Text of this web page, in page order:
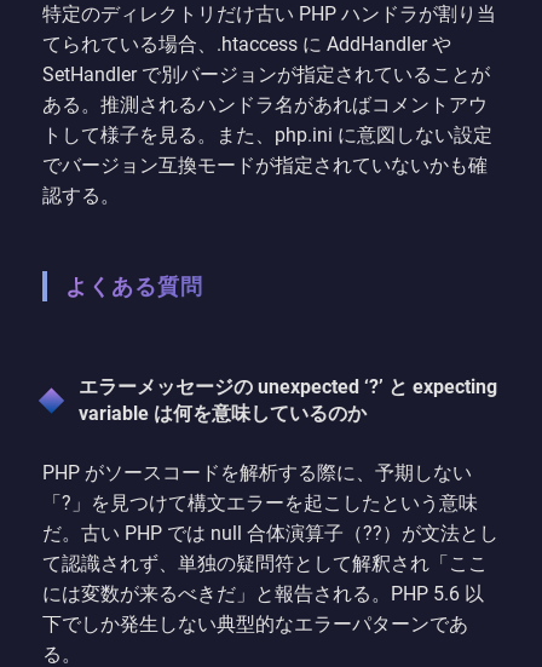
特定のディレクトリだけ古い PHP ハンドラが割り当
てられている場合、.htaccess に AddHandler や
SetHandler で別バージョンが指定されていることが
ある。推測されるハンドラ名があればコメントアウ
トして様子を見る。また、php.ini に意図しない設定
でバージョン互換モードが指定されていないかも確
認する。
よくある質問
エラーメッセージの unexpected ‘?’ と expecting
variable は何を意味しているのか
PHP がソースコードを解析する際に、予期しない
「?」を見つけて構文エラーを起こしたという意味
だ。古い PHP では null 合体演算子（??）が文法とし
て認識されず、単独の疑問符として解釈され「ここ
には変数が来るべきだ」と報告される。PHP 5.6 以
下でしか発生しない典型的なエラーパターンであ
る。